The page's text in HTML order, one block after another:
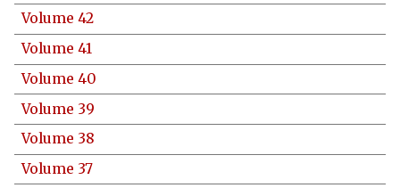
Volume 42
Volume 41
Volume 40
Volume 39
Volume 38
Volume 37